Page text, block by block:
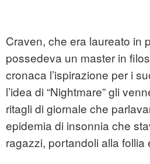
Craven, che era laureato in
possedeva un master in
cronaca l’ispirazione per i
l’idea di “Nightmare” gli
ritagli di giornale che
epidemia di insonnia che
ragazzi, portandoli alla follia